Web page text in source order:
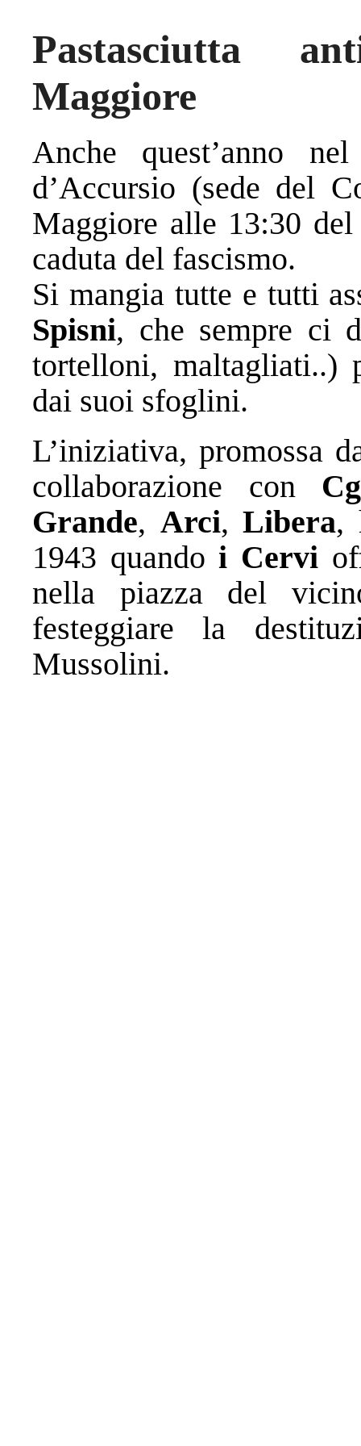
Pastasciutta
Maggiore
Anche quest’anno
d’Accursio (sede del
Maggiore alle 13:30
caduta del fascismo.
Si mangia tutte e tutti
Spisni, che sempre ci
tortelloni, maltagliati..)
dai suoi sfoglini.
L’iniziativa, promossa
collaborazione con
Grande, Arci, Libera,
1943 quando i Cervi
nella piazza del
festeggiare la
Mussolini.